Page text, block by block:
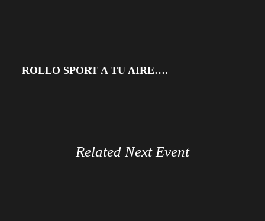
ROLLO SPORT A TU AIRE….
Related Next Event